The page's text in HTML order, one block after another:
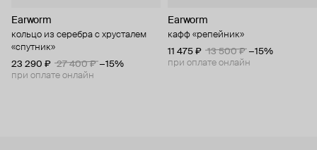
Earworm
кольцо из серебра с хрусталем
«спутник»
23 290 ₽
27 400 ₽ −15%
при оплате онлайн
Earworm
кафф «репейник»
11 475 ₽
13 500 ₽ −15%
при оплате онлайн